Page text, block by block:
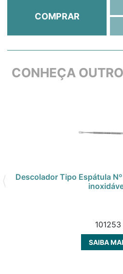
COMPRAR
CONHEÇA
Descolador Tipo Espátula
101253
SAIBA